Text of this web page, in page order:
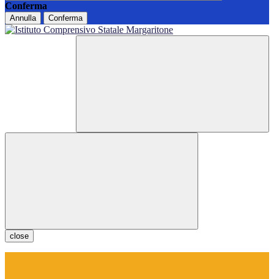
Conferma
Annulla Conferma
close